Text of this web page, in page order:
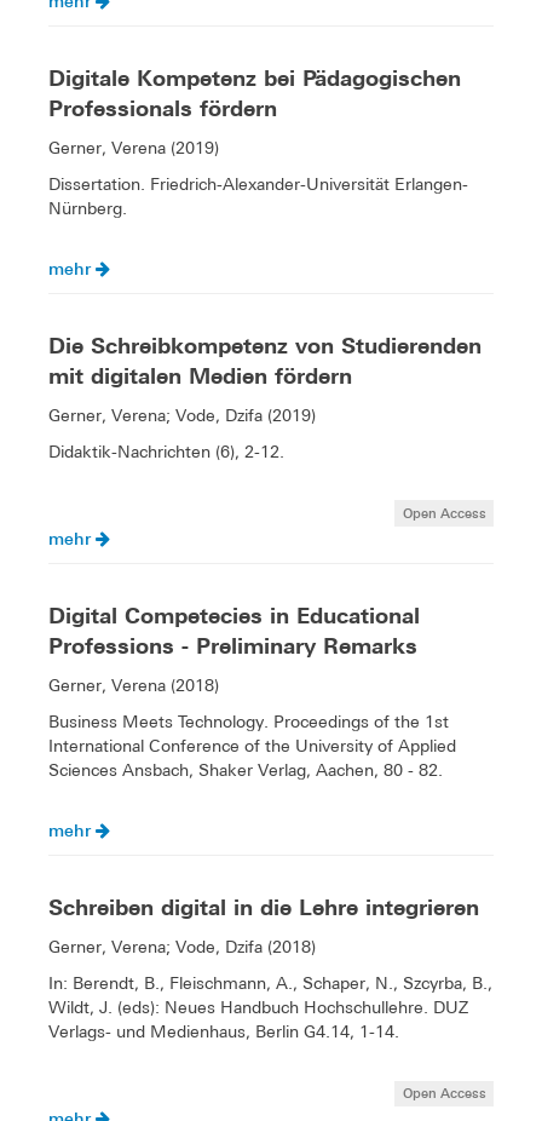
Digitale Kompetenz bei Pädagogischen
Professionals fördern
Gerner, Verena (2019)
Dissertation. Friedrich-Alexander-Universität Erlangen-
Nürnberg.
mehr
Die Schreibkompetenz von Studierenden
mit digitalen Medien fördern
Gerner, Verena; Vode, Dzifa (2019)
Didaktik-Nachrichten (6), 2-12.
Open Access
mehr
Digital Competecies in Educational
Professions - Preliminary Remarks
Gerner, Verena (2018)
Business Meets Technology. Proceedings of the 1st
International Conference of the University of Applied
Sciences Ansbach, Shaker Verlag, Aachen, 80 - 82.
mehr
Schreiben digital in die Lehre integrieren
Gerner, Verena; Vode, Dzifa (2018)
In: Berendt, B., Fleischmann, A., Schaper, N., Szcyrba, B.,
Wildt, J. (eds): Neues Handbuch Hochschullehre. DUZ
Verlags- und Medienhaus, Berlin G4.14, 1-14.
Open Access